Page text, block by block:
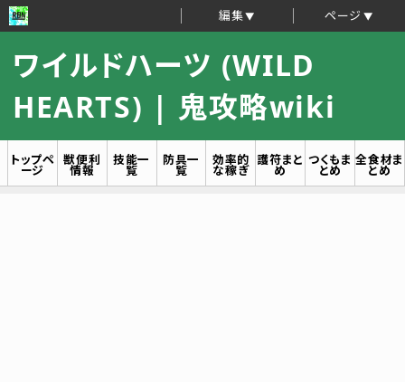
編集 ページ
ワイルドハーツ (WILD
HEARTS) | 鬼攻略wiki
トップペ
ージ
獣便利
情報
技能一
覧
防具一
覧
効率的
な稼ぎ
護符まと
め
つくもま
とめ
全食材ま
とめ